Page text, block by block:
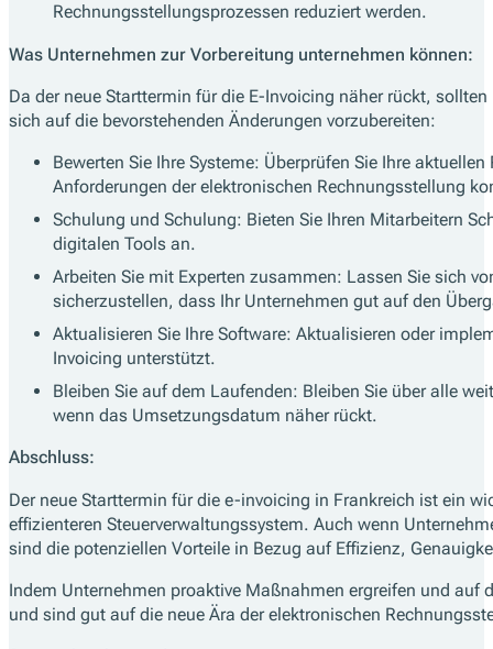
Rechnungsstellungsprozessen reduziert werden.
Was Unternehmen zur Vorbereitung unternehmen können:
Da der neue Starttermin für die E-Invoicing näher rückt,
sich auf die bevorstehenden Änderungen vorzubereiten:
Bewerten Sie Ihre Systeme: Überprüfen Sie Ihre
Anforderungen der elektronischen Rechnungsstellung
Schulung und Schulung: Bieten Sie Ihren Mitarbeitern
digitalen Tools an.
Arbeiten Sie mit Experten zusammen: Lassen Sie sich
sicherzustellen, dass Ihr Unternehmen gut auf den
Aktualisieren Sie Ihre Software: Aktualisieren oder
Invoicing unterstützt.
Bleiben Sie auf dem Laufenden: Bleiben Sie über alle
wenn das Umsetzungsdatum näher rückt.
Abschluss:
Der neue Starttermin für die e-invoicing in Frankreich ist ein
effizienteren Steuerverwaltungssystem. Auch wenn
sind die potenziellen Vorteile in Bezug auf Effizienz,
Indem Unternehmen proaktive Maßnahmen ergreifen und
und sind gut auf die neue Ära der elektronischen